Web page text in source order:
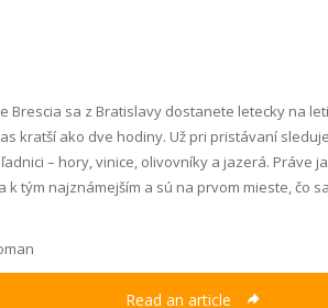
Brescia sa z Bratislavy dostanete letecky na
kratší ako dve hodiny. Už pri pristávaní
– hory, vinice, olivovníky a jazerá. Práve
k tým najznámejším a sú na prvom mieste, čo
Read an article